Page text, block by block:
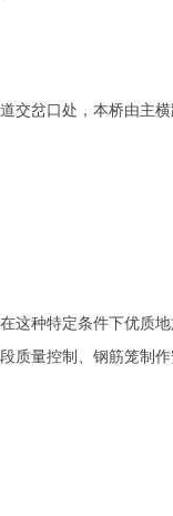
岔口处，本桥由主横
种特定条件下优质
量控制、钢筋笼制